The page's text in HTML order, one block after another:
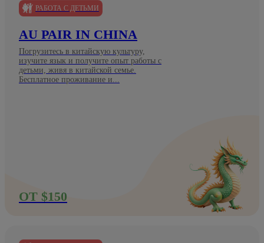
РАБОТА С ДЕТЬМИ
AU PAIR IN CHINA
Погрузитесь в китайскую культуру,
изучите язык и получите опыт работы с
детьми, живя в китайской семье.
Бесплатное проживание и...
ОТ $150